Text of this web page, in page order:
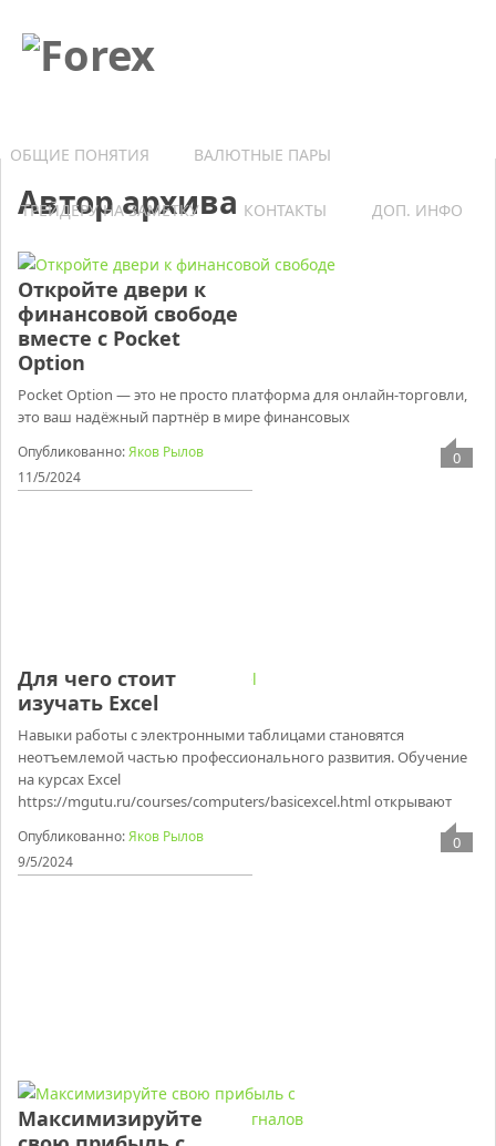
ОБЩИЕ ПОНЯТИЯ ВАЛЮТНЫЕ ПАРЫ
ТРЕЙДЕРУ НА ЗАМЕТКУ КОНТАКТЫ ДОП. ИНФО
Автор архива
Откройте двери к
финансовой свободе
вместе с Pocket
Option
Pocket Option — это не просто платформа для онлайн-торговли,
это ваш надёжный партнёр в мире финансовых
Опубликованно:Яков Рылов
11/5/2024
0
Для чего стоит
изучать Excel
Навыки работы с электронными таблицами становятся
неотъемлемой частью профессионального развития. Обучение
на курсах Excel
https://mgutu.ru/courses/computers/basicexcel.html открывают
Опубликованно:Яков Рылов
9/5/2024
0
Максимизируйте